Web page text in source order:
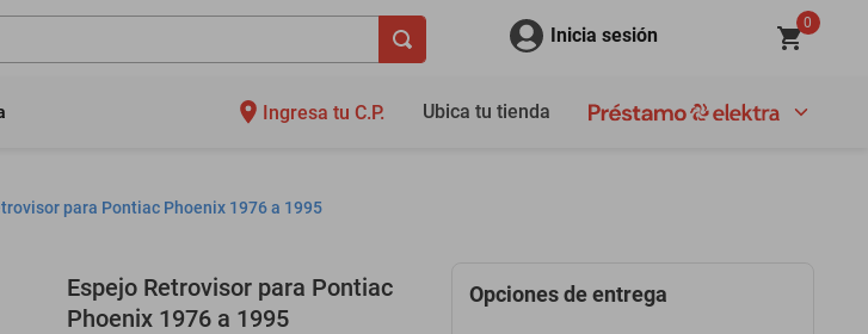
Inicia sesión
0
Ingresa tu C.P. Ubica tu tienda
para Pontiac Phoenix 1976 a 1995
Espejo Retrovisor para Pontiac
Phoenix 1976 a 1995
Opciones de entrega